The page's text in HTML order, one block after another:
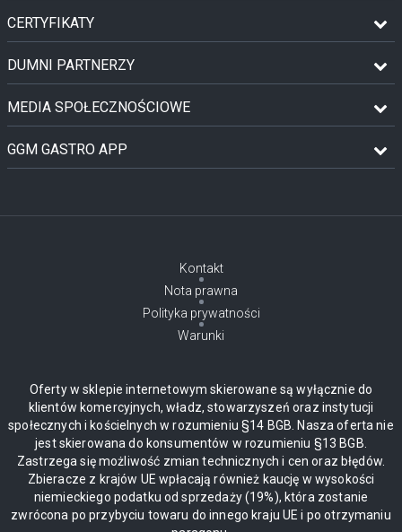
CERTYFIKATY
DUMNI PARTNERZY
MEDIA SPOŁECZNOŚCIOWE
GGM GASTRO APP
Kontakt
Nota prawna
Polityka prywatności
Warunki
Oferty w sklepie internetowym skierowane są wyłącznie do
klientów komercyjnych, władz, stowarzyszeń oraz instytucji
społecznych i kościelnych w rozumieniu §14 BGB. Nasza oferta nie
jest skierowana do konsumentów w rozumieniu §13 BGB.
Zastrzega się możliwość zmian technicznych i cen oraz błędów.
Zbieracze z krajów UE wpłacają również kaucję w wysokości
niemieckiego podatku od sprzedaży (19%), która zostanie
zwrócona po przybyciu towaru do innego kraju UE i po otrzymaniu